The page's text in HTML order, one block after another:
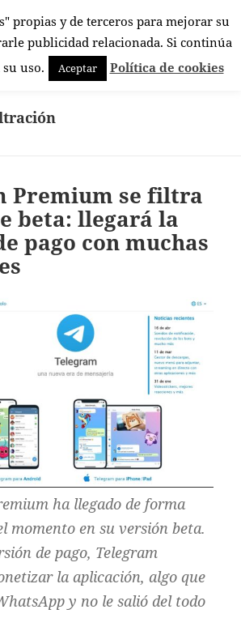
MENÚ
Y
Premium se filtra
beta: llegará la
pago con muchas
ha llegado de forma
momento en su versión beta.
de pago, Telegram
la aplicación, algo que
y no le salió del todo
propias y de terceros para mejorar su
publicidad relacionada. Si continúa
uso.
Aceptar Política de cookies